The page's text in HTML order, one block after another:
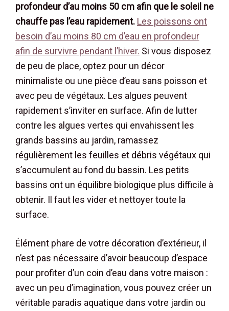
profondeur d’au moins 50 cm afin que le soleil ne
chauffe pas l’eau rapidement. Les poissons ont
besoin d’au moins 80 cm d’eau en profondeur
afin de survivre pendant l’hiver. Si vous disposez
de peu de place, optez pour un décor
minimaliste ou une pièce d’eau sans poisson et
avec peu de végétaux. Les algues peuvent
rapidement s’inviter en surface. Afin de lutter
contre les algues vertes qui envahissent les
grands bassins au jardin, ramassez
régulièrement les feuilles et débris végétaux qui
s’accumulent au fond du bassin. Les petits
bassins ont un équilibre biologique plus difficile à
obtenir. Il faut les vider et nettoyer toute la
surface.
Élément phare de votre décoration d’extérieur, il
n’est pas nécessaire d’avoir beaucoup d’espace
pour profiter d’un coin d’eau dans votre maison :
avec un peu d’imagination, vous pouvez créer un
véritable paradis aquatique dans votre jardin ou